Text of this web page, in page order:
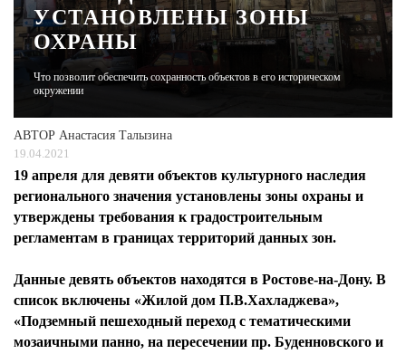
ЖУРНАЛ
УСТАНОВЛЕНЫ ЗОНЫ
ОХРАНЫ
Что позволит обеспечить сохранность объектов в его историческом
окружении
АВТОР Анастасия Талызина
19.04.2021
19 апреля для девяти объектов культурного наследия
регионального значения установлены зоны охраны и
утверждены требования к градостроительным
регламентам в границах территорий данных зон.
Данные девять объектов находятся в Ростове-на-Дону. В
список включены «Жилой дом П.В.Хахладжева»,
«Подземный пешеходный переход с тематическими
мозаичными панно, на пересечении пр. Буденновского и